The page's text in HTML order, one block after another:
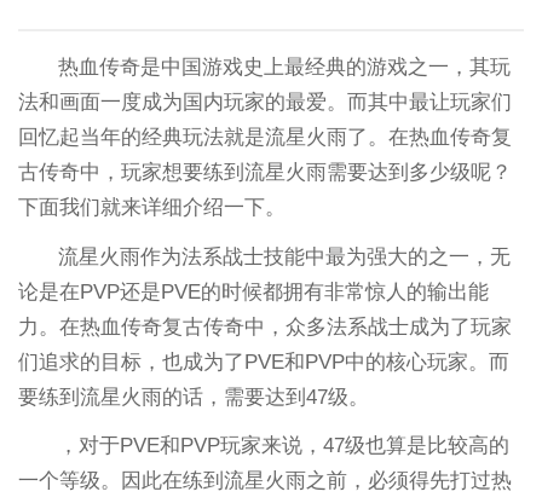
热血传奇是中国游戏史上最经典的游戏之一，其玩
法和画面一度成为国内玩家的最爱。而其中最让玩家们
回忆起当年的经典玩法就是流星火雨了。在热血传奇复
古传奇中，玩家想要练到流星火雨需要达到多少级呢？
下面我们就来详细介绍一下。
流星火雨作为法系战士技能中最为强大的之一，无
论是在PVP还是PVE的时候都拥有非常惊人的输出能
力。在热血传奇复古传奇中，众多法系战士成为了玩家
们追求的目标，也成为了PVE和PVP中的核心玩家。而
要练到流星火雨的话，需要达到47级。
，对于PVE和PVP玩家来说，47级也算是比较高的
一个等级。因此在练到流星火雨之前，必须得先打过热